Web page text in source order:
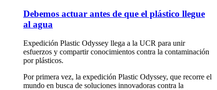
Debemos actuar antes de que el plástico llegue
al agua
Expedición Plastic Odyssey llega a la UCR para unir
esfuerzos y compartir conocimientos contra la contaminación
por plásticos.
Por primera vez, la expedición Plastic Odyssey, que recorre el
mundo en busca de soluciones innovadoras contra la